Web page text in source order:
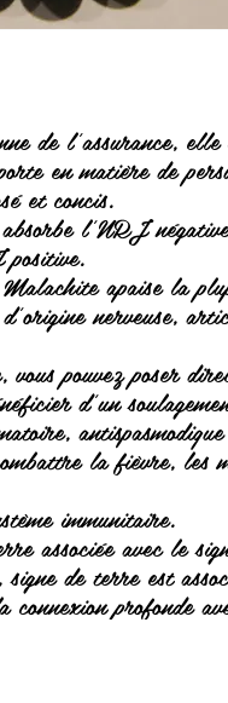
de l'assurance,
en matière de
et concis.
l'NRJ
apaise la
nerveuse,
pouvez poser
d'un
la fièvre, les
immunitaire.
associée avec le
de terre est
profonde